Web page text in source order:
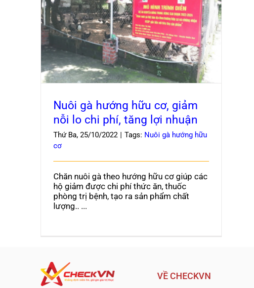
Nuôi gà hướng hữu cơ, giảm nỗi lo chi phí,
tăng lợi nhuận
Nuôi gà hướng hữu cơ, giảm
nỗi lo chi phí, tăng lợi nhuận
Thứ Ba, 25/10/2022 | Tags: Nuôi gà hướng hữu
cơ
Chăn nuôi gà theo hướng hữu cơ giúp các
hộ giảm được chi phí thức ăn, thuốc
phòng trị bệnh, tạo ra sản phẩm chất
lượng.. ...
VỀ CHECKVN